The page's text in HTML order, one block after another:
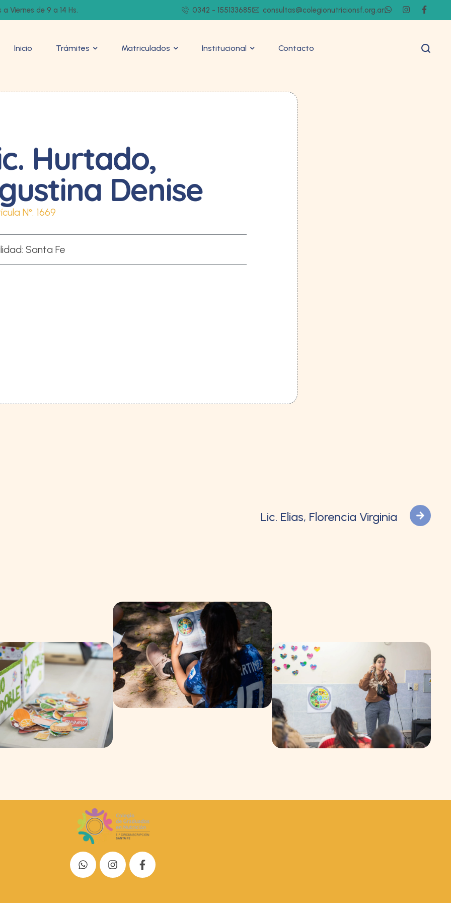
a Viernes de 9 a 14 Hs. 0342 - 155133685 consultas@colegionutricionsf.org.ar
Inicio Trámites Matriculados Institucional Contacto
Hurtado,
Denise
N°: 1669
Santa Fe
Lic. Elias, Florencia Virginia